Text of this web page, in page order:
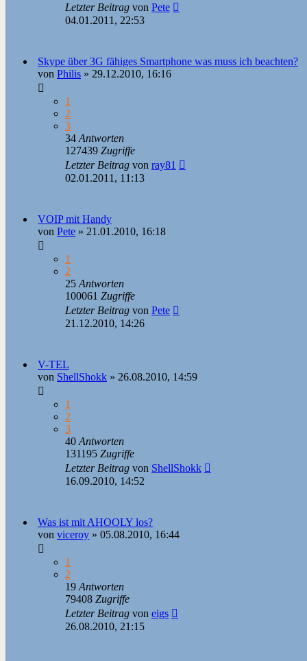
Letzter Beitrag von Pete
04.01.2011, 22:53
Skype über 3G fähiges Smartphone was muss ich beachten?
von Philis » 29.12.2010, 16:16
1
2
3
34Antworten
127439 Zugriffe
Letzter Beitrag von ray81
02.01.2011, 11:13
VOIP mit Handy
von Pete » 21.01.2010, 16:18
1
2
25Antworten
100061 Zugriffe
Letzter Beitrag von Pete
21.12.2010, 14:26
V-TEL
von ShellShokk » 26.08.2010, 14:59
1
2
3
40Antworten
131195 Zugriffe
Letzter Beitrag von ShellShokk
16.09.2010, 14:52
Was ist mit AHOOLY los?
von viceroy » 05.08.2010, 16:44
1
2
19Antworten
79408 Zugriffe
Letzter Beitrag von eigs
26.08.2010, 21:15